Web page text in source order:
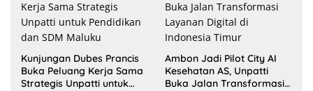
Kunjungan Dubes Prancis
Buka Peluang Kerja Sama
Strategis Unpatti untuk
Ambon Jadi Pilot City AI
Kesehatan AS, Unpatti
Buka Jalan Transformasi